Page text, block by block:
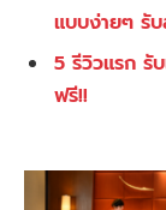
แบบง่ายๆ รั
5 รีวิวแรก รั
ฟรี!!